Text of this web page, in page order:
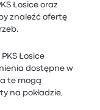
Łosice oraz
znaleźć ofertę
Łosice
dostępne w
te mogą
na pokładzie,